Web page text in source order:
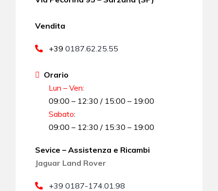
Vendita
+390187.62.25.55
Orario
Lun – Ven:
09:00 – 12:30 / 15:00 – 19:00
Sabato:
09:00 – 12:30 / 15:30 – 19:00
Sevice – Assistenza e Ricambi
Jaguar Land Rover
+39 0187-174.01.98